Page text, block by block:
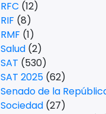
RFC (12)
RIF (8)
RMF (1)
Salud (2)
SAT (530)
SAT 2025 (62)
Senado de la
Sociedad (27)